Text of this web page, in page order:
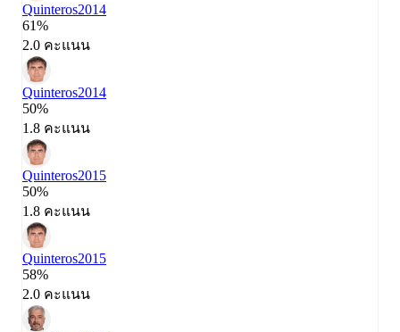
Quinteros2014
61%
2.0 คะแนน
Quinteros2014
50%
1.8 คะแนน
Quinteros2015
50%
1.8 คะแนน
Quinteros2015
58%
2.0 คะแนน